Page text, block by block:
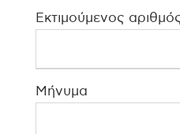
Εκτιμούμενος
Μήνυμα